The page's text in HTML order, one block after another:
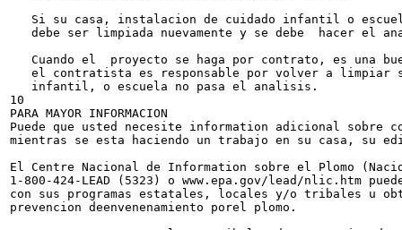
Si su casa, instalacion de cuidado infantil o
debe ser limpiada nuevamente y se debe  hacer el
Cuando el  proyecto se haga por contrato, es una
el contratista es responsable por volver a limpiar
   infantil, o escuela no pasa el analisis.
10
PARA MAYOR INFORMACION
Puede que usted necesite information adicional sobre
mientras se esta haciendo un trabajo en su casa,
El Centre Nacional de Information sobre el Plomo
1-800-424-LEAD (5323) o www.epa.gov/lead/nlic.htm
con sus programas estatales, locales y/o tribales u
prevencion deenvenenamiento porel plomo.